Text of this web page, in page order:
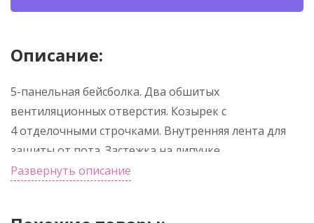
Описание:
5-панельная бейсболка. Два обшитых
вентиляционных отверстия. Козырек с
4 отделочными строчками. Внутренняя лента для
защиты от пота. Застежка на липучке.
Развернуть описание